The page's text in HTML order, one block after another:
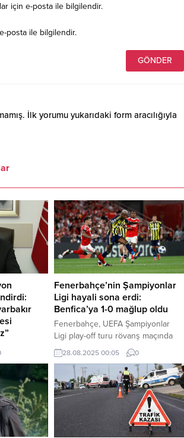
için e-posta ile bilgilendir.
posta ile bilgilendir.
İlk yorumu yukarıdaki form aracılığıyla
Emir,
ve
şehit
yarın da
açıkladı.
Fenerbahçe’nin Şampiyonlar
Ligi hayali sona erdi:
Benfica’ya 1-0 mağlup oldu
Fenerbahçe, UEFA Şampiyonlar
Ligi play-off turu rövanş maçında
deplasmanda Benfica’ya 1-0
mağlup oldu. İlk maçı 0-0 berabere
biten eşleşme sonucunda
Şampiyonlar Ligi’ne veda eden sarı-
lacivertliler, yoluna UEFA Avrupa
Ligi’nde devam edecek. Haber
Merkezi – Lizbon’daki Estádio da
Luz Stadyumu’nda oynanan
28.08.2025 00:05 0